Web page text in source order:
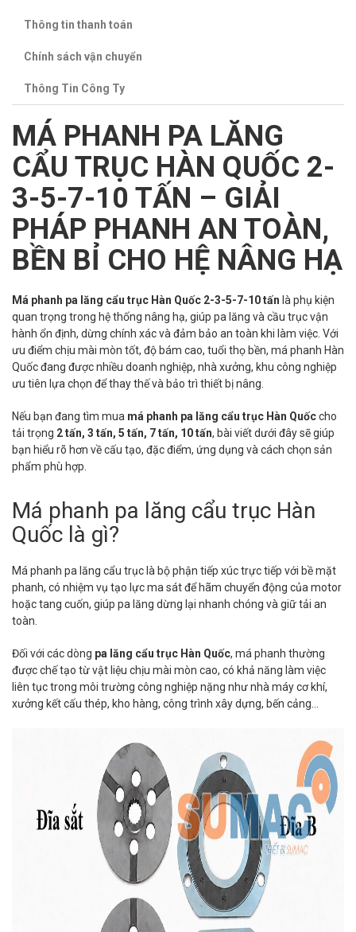
Thông tin thanh toán
Chính sách vận chuyển
Thông Tin Công Ty
MÁ PHANH PA LĂNG
CẨU TRỤC HÀN QUỐC 2-
3-5-7-10 TẤN – GIẢI
PHÁP PHANH AN TOÀN,
BỀN BỈ CHO HỆ NÂNG HẠ
Má phanh pa lăng cẩu trục Hàn Quốc 2-3-5-7-10 tấn là phụ kiện
quan trọng trong hệ thống nâng hạ, giúp pa lăng và cầu trục vận
hành ổn định, dừng chính xác và đảm bảo an toàn khi làm việc. Với
ưu điểm chịu mài mòn tốt, độ bám cao, tuổi thọ bền, má phanh Hàn
Quốc đang được nhiều doanh nghiệp, nhà xưởng, khu công nghiệp
ưu tiên lựa chọn để thay thế và bảo trì thiết bị nâng.
Nếu bạn đang tìm mua má phanh pa lăng cẩu trục Hàn Quốccho
tải trọng 2 tấn, 3 tấn, 5 tấn, 7 tấn, 10 tấn, bài viết dưới đây sẽ giúp
bạn hiểu rõ hơn về cấu tạo, đặc điểm, ứng dụng và cách chọn sản
phẩm phù hợp.
Má phanh pa lăng cẩu trục Hàn
Quốc là gì?
Má phanh pa lăng cẩu trục là bộ phận tiếp xúc trực tiếp với bề mặt
phanh, có nhiệm vụ tạo lực ma sát để hãm chuyển động của motor
hoặc tang cuốn, giúp pa lăng dừng lại nhanh chóng và giữ tải an
toàn.
Đối với các dòng pa lăng cẩu trục Hàn Quốc, má phanh thường
được chế tạo từ vật liệu chịu mài mòn cao, có khả năng làm việc
liên tục trong môi trường công nghiệp nặng như nhà máy cơ khí,
xưởng kết cấu thép, kho hàng, công trình xây dựng, bến cảng…